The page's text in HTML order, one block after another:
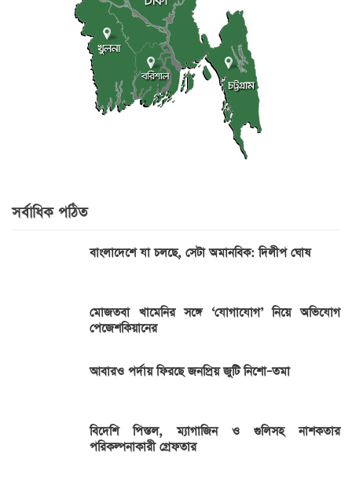
সর্বাধিক পঠিত
বাংলাদেশে যা চলছে, সেটা অমানবিক: দিলীপ ঘোষ
মোজতবা খামেনির সঙ্গে ‘যোগাযোগ’ নিয়ে অভিযোগ
পেজেশকিয়ানের
আবারও পর্দায় ফিরছে জনপ্রিয় জুটি নিশো–তমা
বিদেশি পিস্তল, ম্যাগাজিন ও গুলিসহ নাশকতার
পরিকল্পনাকারী গ্রেফতার